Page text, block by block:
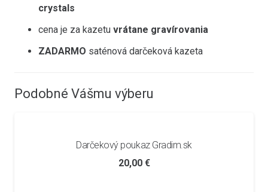
crystals
cena je za kazetu vrátane gravírovania
ZADARMO saténová darčeková kazeta
Podobné Vášmu výberu
Darčekový poukaz Gradim.sk
20,00 €